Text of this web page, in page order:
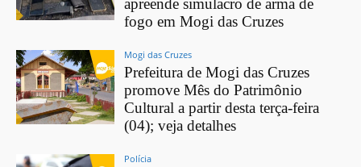
apreende simulacro de arma de
fogo em Mogi das Cruzes
Mogi das Cruzes
Prefeitura de Mogi das Cruzes
promove Mês do Patrimônio
Cultural a partir desta terça-feira
(04); veja detalhes
Polícia